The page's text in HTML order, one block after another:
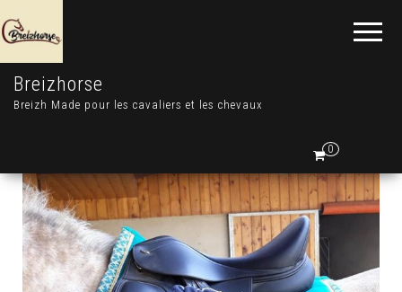
Breizhorse
Breizh Made pour les cavaliers et les chevaux
0